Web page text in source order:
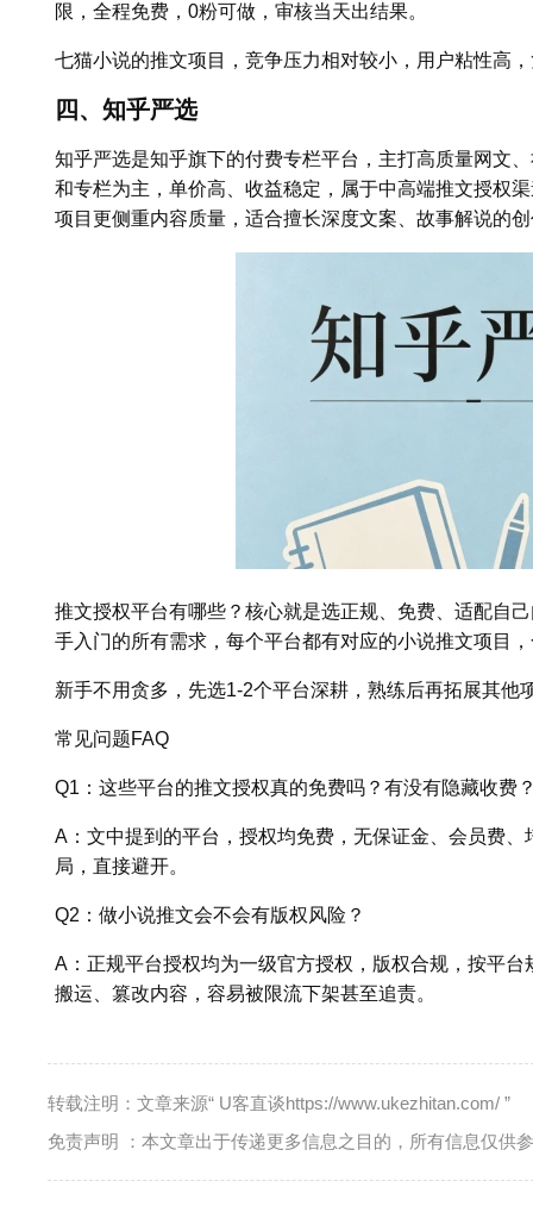
限，全程免费，0粉可做，审核当天出结果。
七猫小说的推文项目，竞争压力相对较小，用户粘性高
四、知乎严选
知乎严选是知乎旗下的付费专栏平台，主打高质量网文
和专栏为主，单价高、收益稳定，属于中高端推文授权
项目更侧重内容质量，适合擅长深度文案、故事解说的
推文授权平台有哪些？核心就是选正规、免费、适配自
手入门的所有需求，每个平台都有对应的小说推文项目
新手不用贪多，先选1-2个平台深耕，熟练后再拓展其他
常见问题FAQ
Q1：这些平台的推文授权真的免费吗？有没有隐藏收费
A：文中提到的平台，授权均免费，无保证金、会员费
局，直接避开。
Q2：做小说推文会不会有版权风险？
A：正规平台授权均为一级官方授权，版权合规，按平
搬运、篡改内容，容易被限流下架甚至追责。
转载注明：文章来源“ U客直谈https://www.ukezhitan.com/ ”
免责声明 ：本文章出于传递更多信息之目的，所有信息仅供